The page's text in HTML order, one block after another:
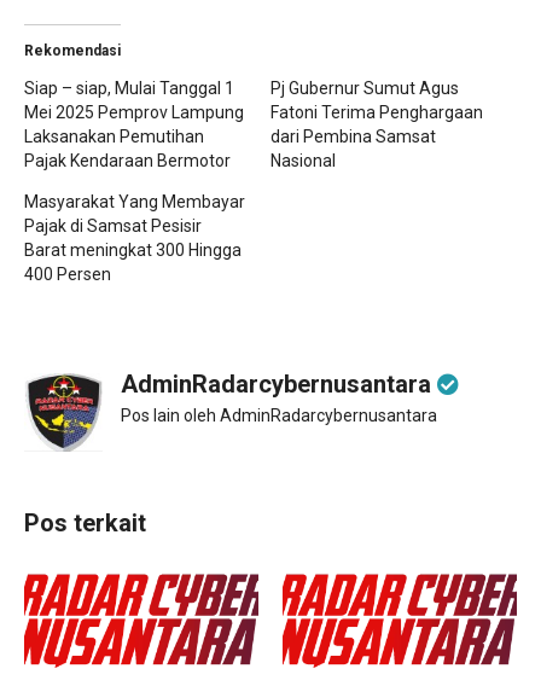
Rekomendasi
Siap – siap, Mulai Tanggal 1
Mei 2025 Pemprov Lampung
Laksanakan Pemutihan
Pajak Kendaraan Bermotor
Pj Gubernur Sumut Agus
Fatoni Terima Penghargaan
dari Pembina Samsat
Nasional
Masyarakat Yang Membayar
Pajak di Samsat Pesisir
Barat meningkat 300 Hingga
400 Persen
AdminRadarcybernusantara
Pos lain oleh AdminRadarcybernusantara
Pos terkait